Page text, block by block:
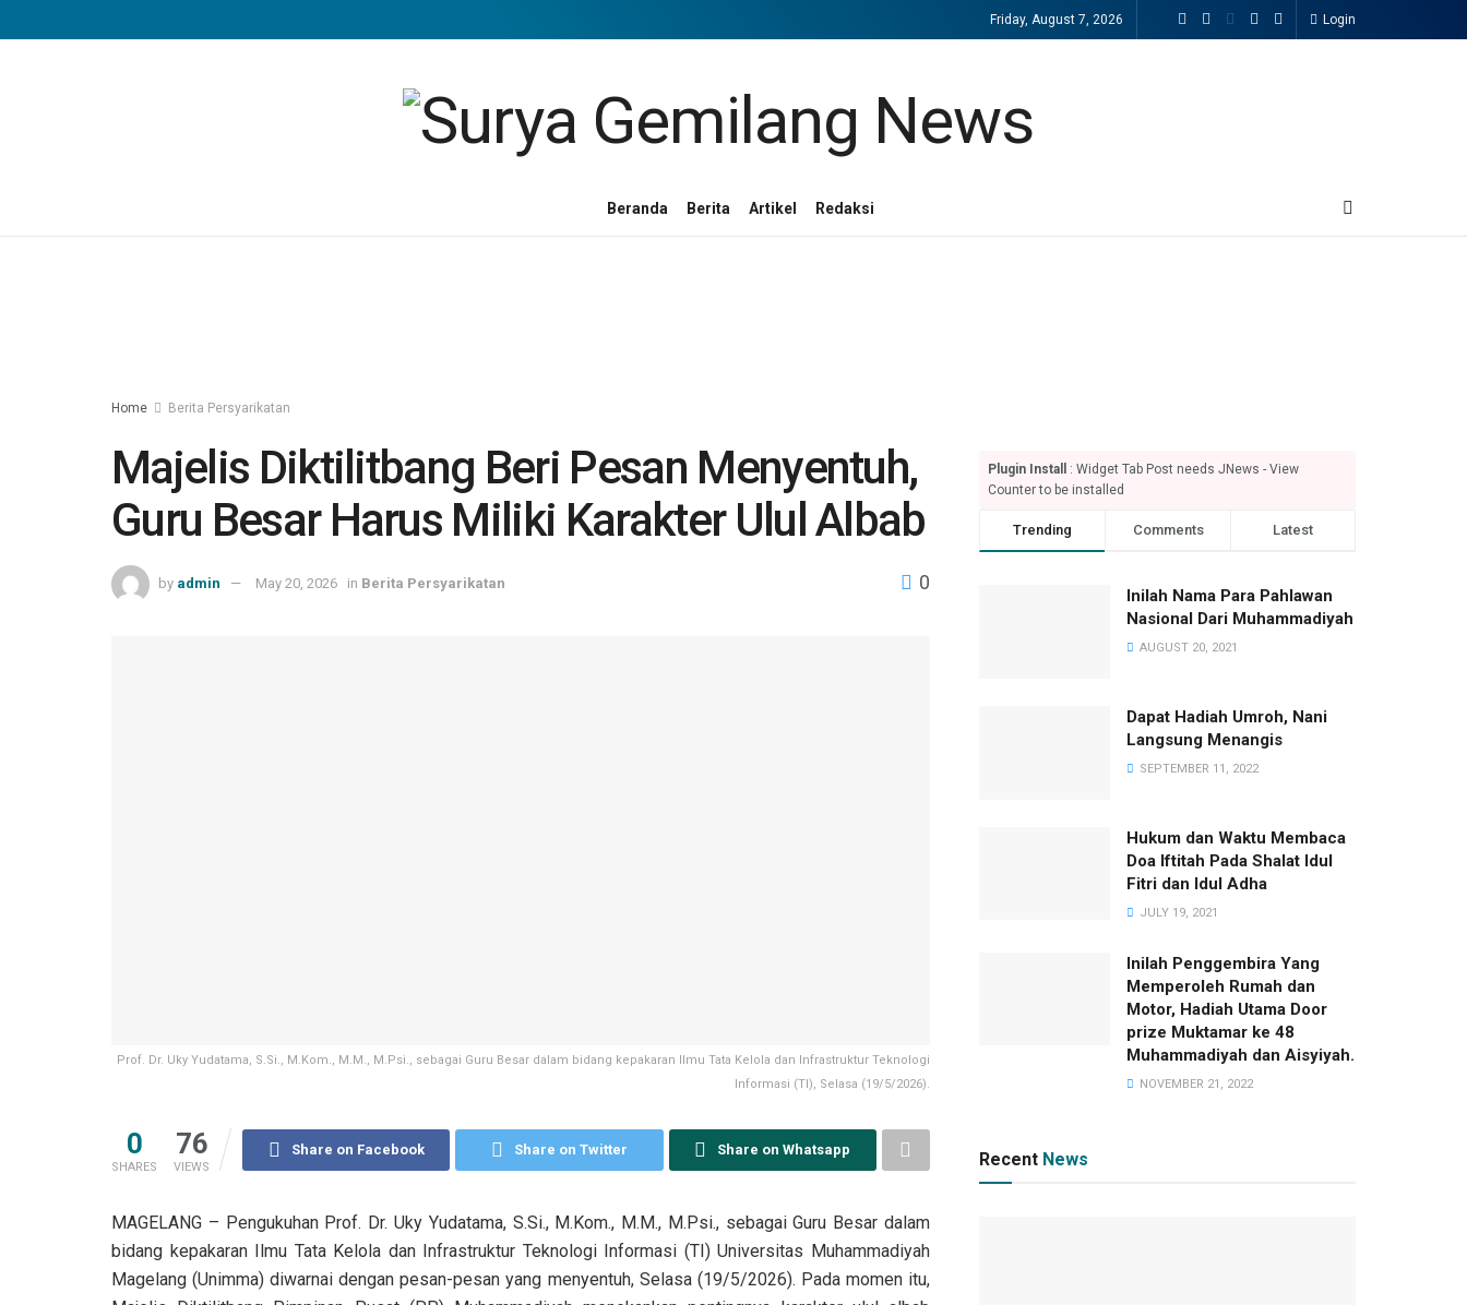
Friday, August 7, 2026 Login
Beranda Berita Artikel Redaksi
Home Berita Persyarikatan
Majelis Diktilitbang Beri Pesan Menyentuh,
Guru Besar Harus Miliki Karakter Ulul Albab
by admin May 20, 2026 in Berita Persyarikatan 0
Prof. Dr. Uky Yudatama, S.Si., M.Kom., M.M., M.Psi., sebagai Guru Besar dalam bidang kepakaran Ilmu Tata Kelola dan Infrastruktur Teknologi
Informasi (TI), Selasa (19/5/2026).
0
SHARES
76
VIEWS
Share on Facebook Share on Twitter Share on Whatsapp
MAGELANG – Pengukuhan Prof. Dr. Uky Yudatama, S.Si., M.Kom., M.M., M.Psi., sebagai Guru Besar dalam
bidang kepakaran Ilmu Tata Kelola dan Infrastruktur Teknologi Informasi (TI) Universitas Muhammadiyah
Magelang (Unimma) diwarnai dengan pesan-pesan yang menyentuh, Selasa (19/5/2026). Pada momen itu,
Plugin Install
: Widget Tab Post needs JNews - View
Counter to be installed
Trending Comments Latest
Inilah Nama Para Pahlawan
Nasional Dari Muhammadiyah
AUGUST 20, 2021
Dapat Hadiah Umroh, Nani
Langsung Menangis
SEPTEMBER 11, 2022
Hukum dan Waktu Membaca
Doa Iftitah Pada Shalat Idul
Fitri dan Idul Adha
JULY 19, 2021
Inilah Penggembira Yang
Memperoleh Rumah dan
Motor, Hadiah Utama Door
prize Muktamar ke 48
Muhammadiyah dan Aisyiyah.
NOVEMBER 21, 2022
Recent News